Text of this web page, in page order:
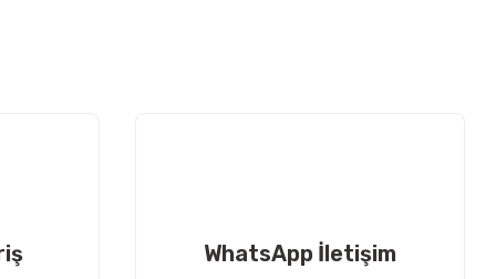
WhatsApp İletişim